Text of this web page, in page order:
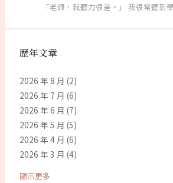
「老師，我聽力很差。」 我很常聽到
歷年文章
2026 年 8 月 (2)
2026 年 7 月 (6)
2026 年 6 月 (7)
2026 年 5 月 (5)
2026 年 4 月 (6)
2026 年 3 月 (4)
顯示更多